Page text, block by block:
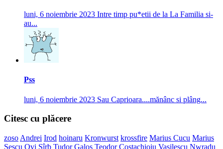
luni, 6 noiembrie 2023 Intre timp pu*etii de la La Familia si-
au...
Pss
luni, 6 noiembrie 2023 Sau Caprioara....mănânc si plâng...
Citesc cu plăcere
zoso Andrei Irod hoinaru Kronwurst krossfire Marius Cucu Marius
Sescu Ovi Sîrb Tudor Galoș Teodor Costachioiu Vasilescu Nwradu